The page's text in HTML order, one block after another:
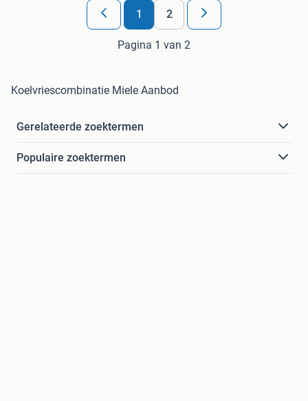
1 2
Pagina 1 van 2
Koelvriescombinatie Miele Aanbod
Gerelateerde zoektermen
Populaire zoektermen